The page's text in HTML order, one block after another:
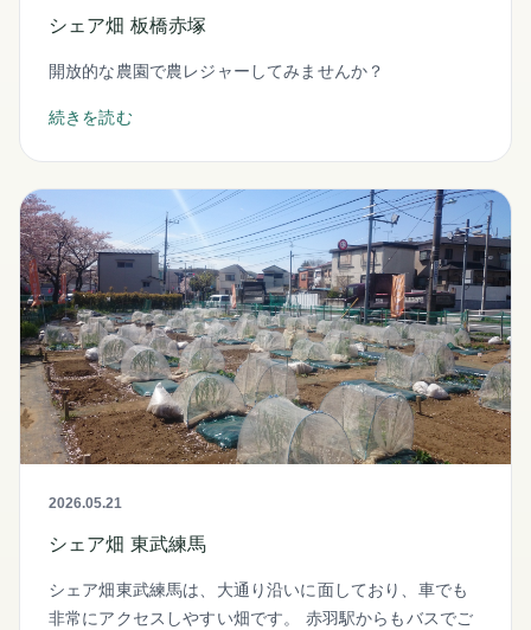
シェア畑 板橋赤塚
開放的な農園で農レジャーしてみませんか？
続きを読む
2026.05.21
シェア畑 東武練馬
シェア畑東武練馬は、大通り沿いに面しており、車でも
非常にアクセスしやすい畑です。 赤羽駅からもバスでご